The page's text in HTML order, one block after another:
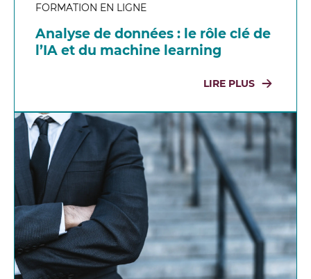
FORMATION EN LIGNE
Analyse de données : le rôle clé de
l’IA et du machine learning
LIRE PLUS